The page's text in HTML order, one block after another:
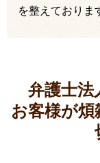
を整えておりま
弁護士法
お客様が